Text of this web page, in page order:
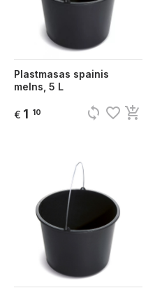
Plastmasas spainis
melns, 5 L
€ 1 10 sync favorite_border add_shopping_cart